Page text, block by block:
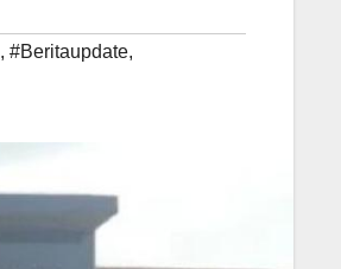
, #Beritaupdate,